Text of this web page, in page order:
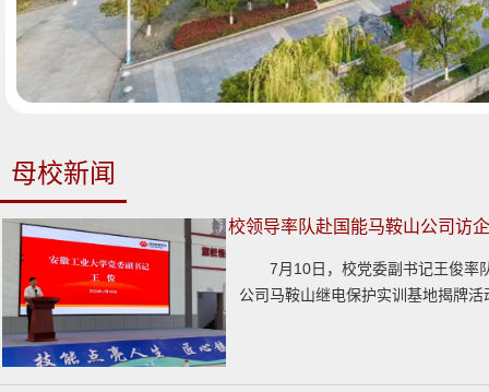
母校新闻
校领导率队赴国能马鞍山公司访
7月10日，校党委副书记王俊率
公司马鞍山继电保护实训基地揭牌